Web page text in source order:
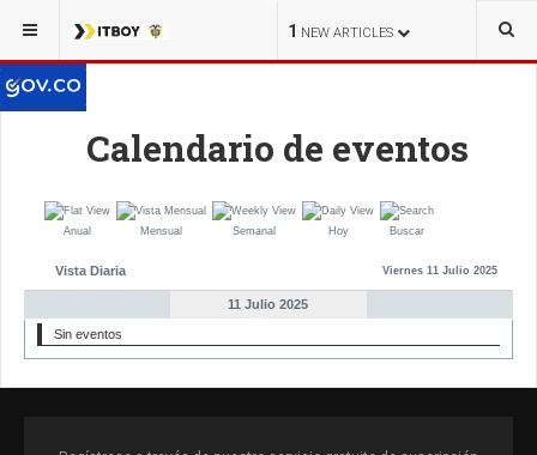
1 NEW ARTICLES
Calendario de eventos
Anual Mensual Semanal Hoy Buscar
Vista Diaria Viernes 11 Julio 2025
11 Julio 2025
Sin eventos